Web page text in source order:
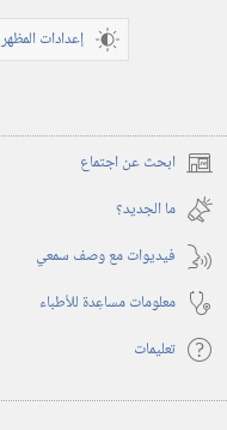
إعدادات المظهر
ابحث عن اجتماع (يفتح
نافذة
جديدة)
ما الجديد؟‏
فيديوات مع وصف سمعي
معلومات مساعِدة للأطباء
تعليمات